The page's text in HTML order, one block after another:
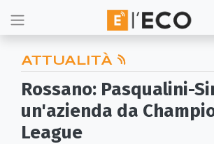
ATTUALITÀ
Rossano: Pasqualini-
un'azienda da
League